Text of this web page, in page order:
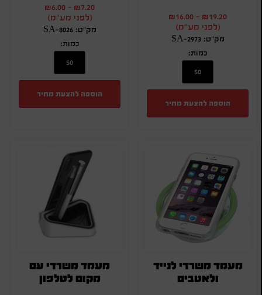
₪19.20
-
₪16.00
(לפני מע"מ)
מק"ט: SA-2973
כמות:
הוספה להצעת מחיר
₪7.20
-
₪6.00
(לפני מע"מ)
מק"ט: SA-8026
כמות:
הוספה להצעת מחיר
מעמד משרדי לנייד
ולאטבים
מעמד משרדי עם
מקום לטלפון